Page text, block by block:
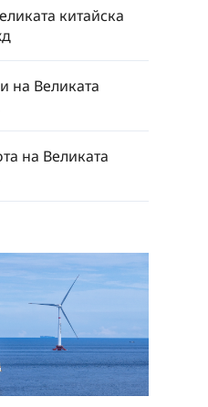
китайска
на Великата
на Великата